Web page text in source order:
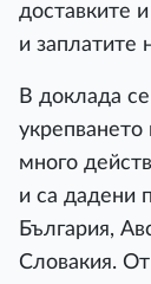
доставките
и заплатите
В доклада
много
и са дадени
България,
Словакия.